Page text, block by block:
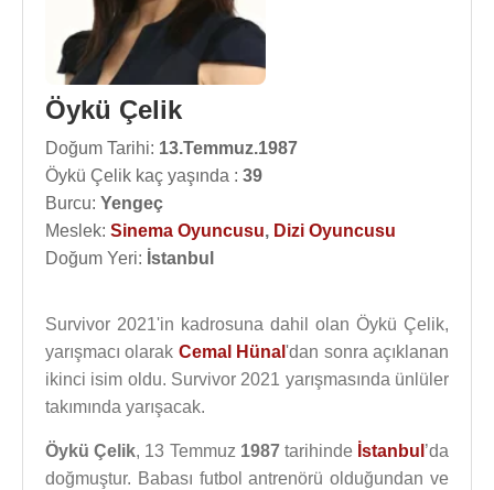
Öykü Çelik
Doğum Tarihi: 13.Temmuz.1987
Öykü Çelik kaç yaşında : 39
Burcu: Yengeç
Meslek: Sinema Oyuncusu, Dizi Oyuncusu
Doğum Yeri: İstanbul
Survivor 2021'in kadrosuna dahil olan Öykü Çelik,
yarışmacı olarak Cemal Hünal 'dan sonra açıklanan
ikinci isim oldu. Survivor 2021 yarışmasında ünlüler
takımında yarışacak.
Öykü Çelik, 13 Temmuz 1987tarihinde İstanbul ’da
doğmuştur. Babası futbol antrenörü olduğundan ve